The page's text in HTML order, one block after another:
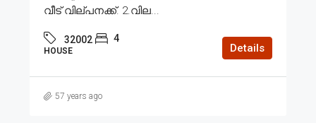
വീട് വില്പനക്ക്. 2.വില...
32002 4
HOUSE Details
57 years ago